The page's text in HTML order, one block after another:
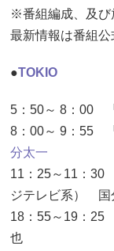
※番組編成、及び
最新情報は番組公
●TOKIO
5：50～ 8：00
8：00～ 9：55
分太一
11：25～11：30
ジテレビ系） 国
18：55～19：
也